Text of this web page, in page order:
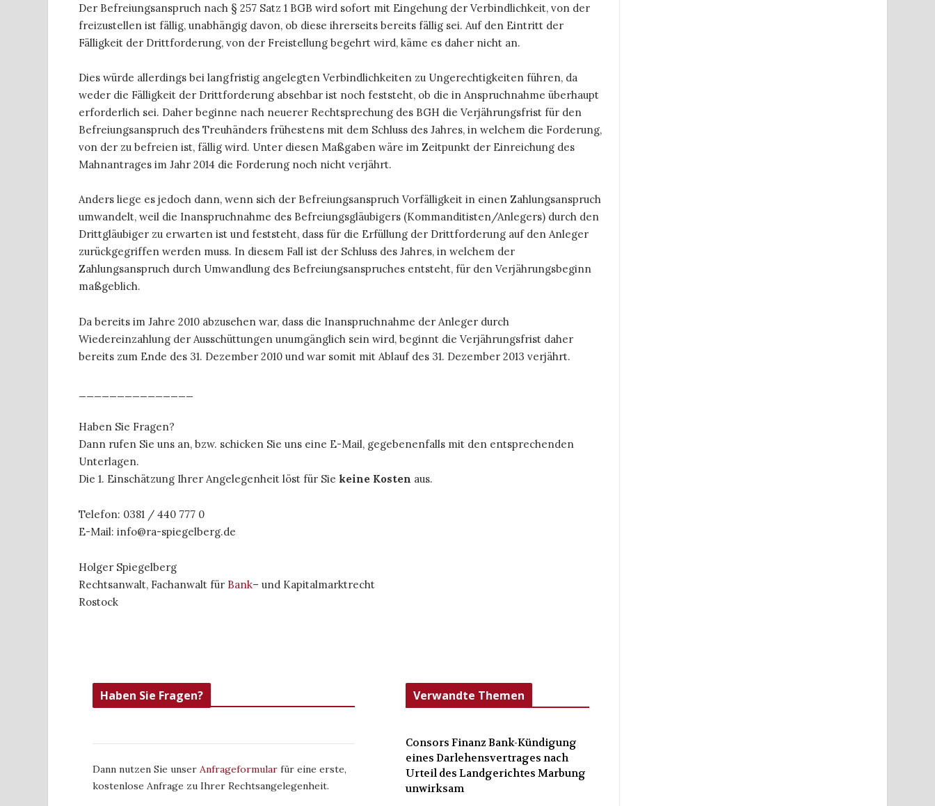
Der Befreiungsanspruch nach § 257 Satz 1 BGB wird sofort mit Eingehung der Verbindlichkeit, von der
freizustellen ist fällig, unabhängig davon, ob diese ihrerseits bereits fällig sei. Auf den Eintritt der
Fälligkeit der Drittforderung, von der Freistellung begehrt wird, käme es daher nicht an.
Dies würde allerdings bei langfristig angelegten Verbindlichkeiten zu Ungerechtigkeiten führen, da
weder die Fälligkeit der Drittforderung absehbar ist noch feststeht, ob die in Anspruchnahme überhaupt
erforderlich sei. Daher beginne nach neuerer Rechtsprechung des BGH die Verjährungsfrist für den
Befreiungsanspruch des Treuhänders frühestens mit dem Schluss des Jahres, in welchem die Forderung,
von der zu befreien ist, fällig wird. Unter diesen Maßgaben wäre im Zeitpunkt der Einreichung des
Mahnantrages im Jahr 2014 die Forderung noch nicht verjährt.
Anders liege es jedoch dann, wenn sich der Befreiungsanspruch Vorfälligkeit in einen Zahlungsanspruch
umwandelt, weil die Inanspruchnahme des Befreiungsgläubigers (Kommanditisten/Anlegers) durch den
Drittgläubiger zu erwarten ist und feststeht, dass für die Erfüllung der Drittforderung auf den Anleger
zurückgegriffen werden muss. In diesem Fall ist der Schluss des Jahres, in welchem der
Zahlungsanspruch durch Umwandlung des Befreiungsanspruches entsteht, für den Verjährungsbeginn
maßgeblich.
Da bereits im Jahre 2010 abzusehen war, dass die Inanspruchnahme der Anleger durch
Wiedereinzahlung der Ausschüttungen unumgänglich sein wird, beginnt die Verjährungsfrist daher
bereits zum Ende des 31. Dezember 2010 und war somit mit Ablauf des 31. Dezember 2013 verjährt.
Haben Sie Fragen?
Dann rufen Sie uns an, bzw. schicken Sie uns eine E-Mail, gegebenenfalls mit den entsprechenden
Unterlagen.
Die 1. Einschätzung Ihrer Angelegenheit löst für Sie keine Kosten aus.
Telefon: 0381 / 440 777 0
E-Mail: info@ra-spiegelberg.de
Holger Spiegelberg
Rechtsanwalt, Fachanwalt für Bank– und Kapitalmarktrecht
Rostock
Haben Sie Fragen?
Dann nutzen Sie unser Anfrageformular für eine erste,
kostenlose Anfrage zu Ihrer Rechtsangelegenheit.
Verwandte Themen
Consors Finanz Bank-Kündigung
eines Darlehensvertrages nach
Urteil des Landgerichtes Marbung
unwirksam